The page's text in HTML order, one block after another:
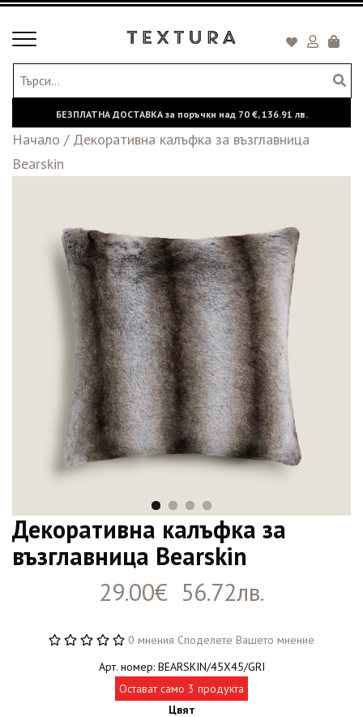
Toggle
БЕЗПЛАТНА ДОСТАВКА за поръчки над 70 €,136.91 лв.
Начало / Декоративна калъфка за възглавница
Bearskin
Декоративна калъфка за
възглавница Bearskin
29.00€ 56.72лв.
0 мнения Споделете Вашето мнение
Арт. номер: BEARSKIN/45X45/GRI
Остават само 3 продукта
Цвят